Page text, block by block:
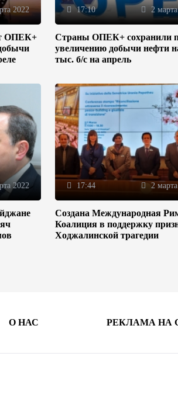
2022
ОПЕК+
17:10 2
Страны ОПЕК+ сохранили
увеличению добычи нефти
тыс. б/с на апрель
2022 17:44 2
Создана Международная
Коалиция в поддержку
Ходжалинской трагедии
О НАС РЕКЛАМА НА